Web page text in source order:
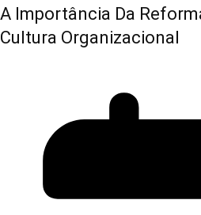
A Importância Da
Cultura Organizacional